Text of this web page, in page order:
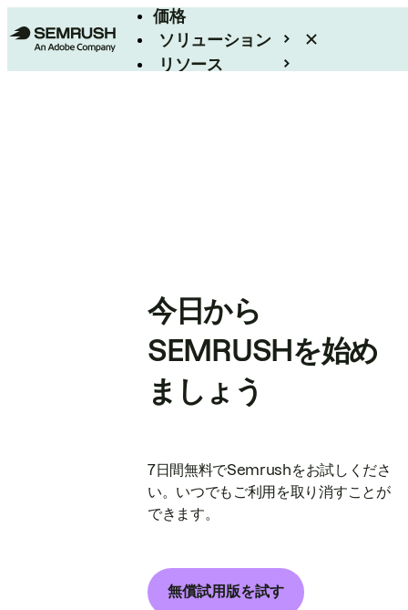
価格
ソリューション
リソース
今日から
SEMRUSHを始め
ましょう
7日間無料でSemrushをお試しくださ
い。いつでもご利用を取り消すことが
できます。
無償試用版を試す